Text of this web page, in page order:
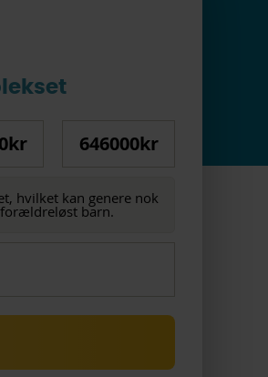
646000kr
hvilket kan genere nok
barn.